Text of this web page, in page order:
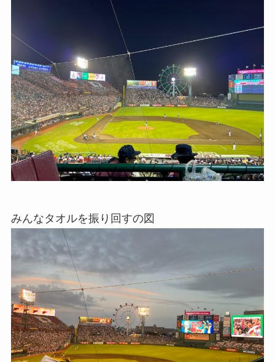
みんなタオルを振り回すの図